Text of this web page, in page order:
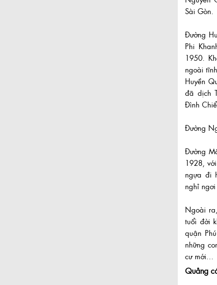
Sài Gòn.
Đường
Phi
1950.
ngoài
Huyền
đã dịch
Đình
Đường
Đường
1928,
ngựa đi
nghỉ
Ngoài
tuổi đời
quận
những
cư mới...
Quảng